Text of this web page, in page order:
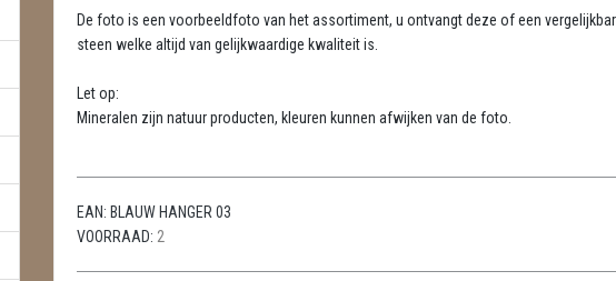
De foto is een voorbeeldfoto van het assortiment, u ontvangt deze of een
steen welke altijd van gelijkwaardige kwaliteit is.
Let op:
Mineralen zijn natuur producten, kleuren kunnen afwijken van de foto.
EAN: BLAUW HANGER 03
VOORRAAD: 2